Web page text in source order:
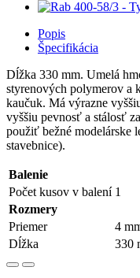
Popis
Špecifikácia
Dĺžka 330 mm. Umelá
styrenových polymerov a
kaučuk. Má výrazne
vyššiu pevnosť a stálosť
použiť bežné modelárske
stavebnice).
Balenie
Počet kusov v balení 1
Rozmery
Priemer
4
Dĺžka
330